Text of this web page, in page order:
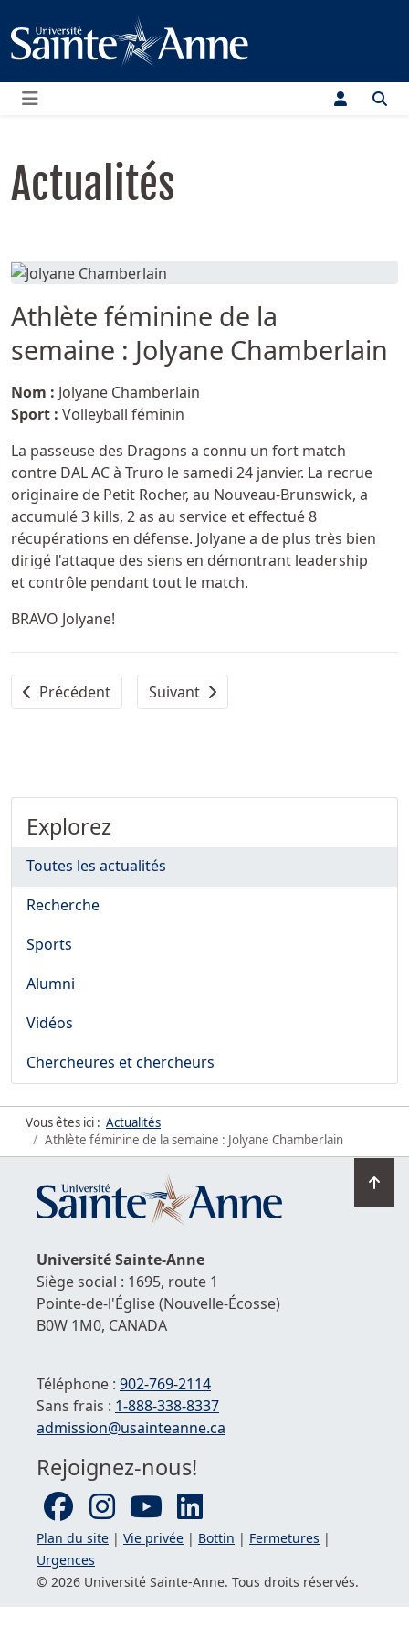
Menu
Actualités
Athlète féminine de la
semaine : Jolyane Chamberlain
Détails
Nom : Jolyane Chamberlain
Sport : Volleyball féminin
La passeuse des Dragons a connu un fort match
contre DAL AC à Truro le samedi 24 janvier. La recrue
originaire de Petit Rocher, au Nouveau-Brunswick, a
accumulé 3 kills, 2 as au service et effectué 8
récupérations en défense. Jolyane a de plus très bien
dirigé l'attaque des siens en démontrant leadership
et contrôle pendant tout le match.
BRAVO Jolyane!
Article précédent : Appel de communication - Paroles
Précédent Article suivant : Athlète féminine de
Suivant
Explorez
Toutes les actualités
Recherche
Sports
Alumni
Vidéos
Chercheures et chercheurs
Vous êtes ici : Actualités
Athlète féminine de la semaine : Jolyane Chamberlain
en
UniversitéSainte-Anne
Siège social : 1695, route 1
Pointe-de-l'Église(Nouvelle-Écosse)
B0W 1M0, CANADA
Téléphone : 902-769-2114
Sans frais : 1-888-338-8337
Courriel :
admission@usainteanne.ca
Rejoignez-nous!
Plan du site | Vie privée | Bottin | Fermetures |
Urgences
© 2026 Université Sainte-Anne. Tous droits réservés.